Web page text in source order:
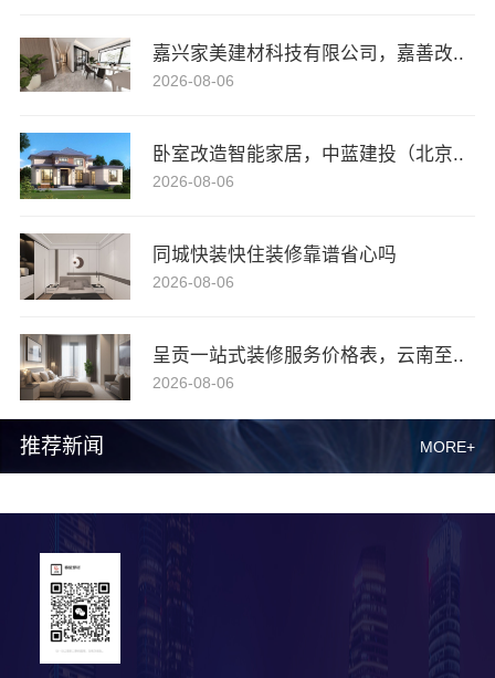
推荐新闻 MORE+
嘉兴家美建材科技有限公司，嘉善改..
2026-08-06
卧室改造智能家居，中蓝建投（北京..
2026-08-06
同城快装快住装修靠谱省心吗
2026-08-06
呈贡一站式装修服务价格表，云南至..
2026-08-06